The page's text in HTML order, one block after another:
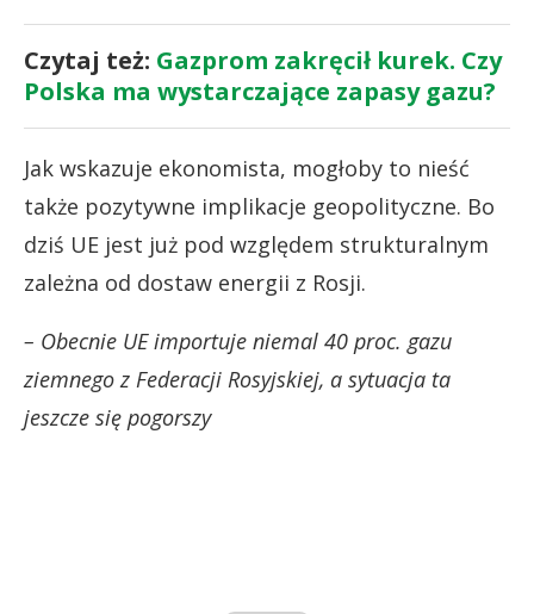
Czytaj też: Gazprom zakręcił kurek. Czy
Polska ma wystarczające zapasy gazu?
Jak wskazuje ekonomista, mogłoby to nieść
także pozytywne implikacje geopolityczne. Bo
dziś UE jest już pod względem strukturalnym
zależna od dostaw energii z Rosji.
– Obecnie UE importuje niemal 40 proc. gazu
ziemnego z Federacji Rosyjskiej, a sytuacja ta
jeszcze się pogorszy